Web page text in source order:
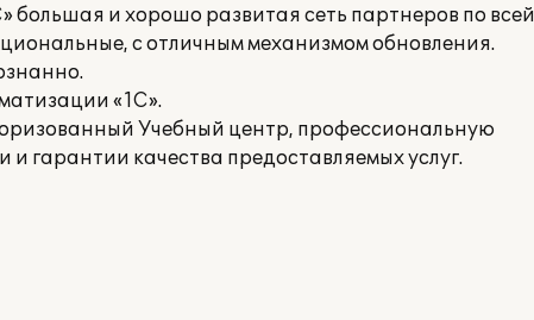
большая и хорошо развитая сеть партнеров по всей
с отличным механизмом обновления.
«1С».
Учебный центр, профессиональную
гарантии качества предоставляемых услуг.